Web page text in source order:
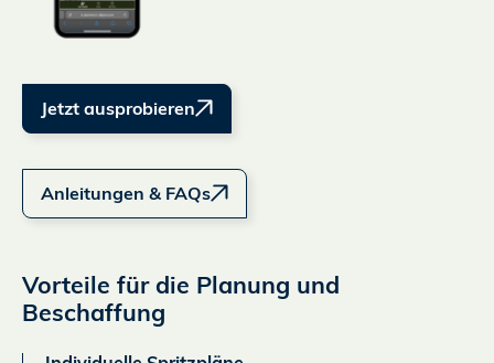
Jetzt ausprobieren
Anleitungen & FAQs
Vorteile für die Planung und
Beschaffung